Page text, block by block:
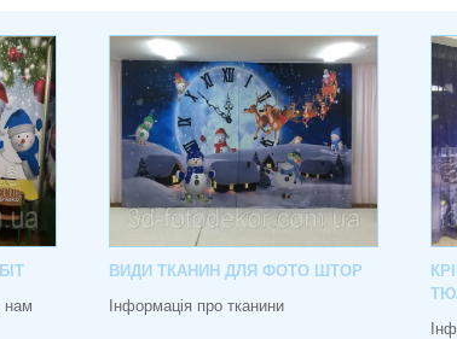
нам
ВИДИ ТКАНИН ДЛЯ ФОТО ШТОР
Інформація про тканини